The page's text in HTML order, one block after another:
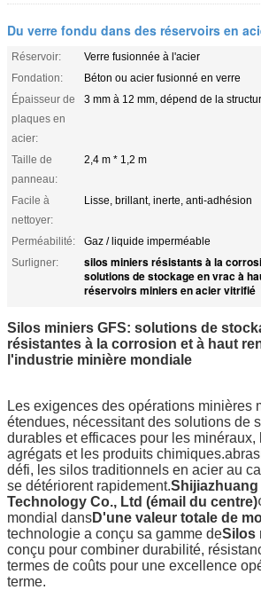
Du verre fondu dans des réservoirs en
Réservoir:
Verre fusionnée à l'acier
Fondation:
Béton ou acier fusionné en verre
Épaisseur de
plaques en
acier:
3 mm à 12 mm, dépend de la
Taille de
panneau:
2,4 m * 1,2 m
Facile à
nettoyer:
Lisse, brillant, inerte, anti-adhésion
Perméabilité:
Gaz / liquide imperméable
Surligner:
silos miniers résistants à la
solutions de stockage en vrac à
réservoirs miniers en acier vitrifié
Silos miniers GFS: solutions de
résistantes à la corrosion et à haut
l'industrie minière mondiale
Les exigences des opérations minières
étendues, nécessitant des solutions de
durables et efficaces pour les minéraux,
agrégats et les produits
défi, les silos traditionnels en acier au
se détériorent rapidement.
Technology Co., Ltd (émail du centre)
mondial dansD'une valeur totale de
technologie a conçu sa gamme deSilos
conçu pour combiner durabilité,
termes de coûts pour une excellence
terme.